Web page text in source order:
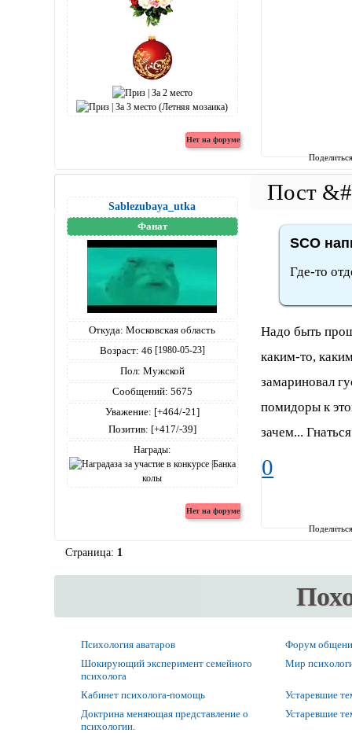
Sablezubaya_utka
Фанат
Откуда: Московская область
Возраст: 46 [1980-05-23]
Пол: Мужской
Сообщений: 5675
Уважение: [+464/-21]
Позитив: [+417/-39]
Награды:
SCO
Где-то
Надо быть
каким-то,
замариновал
помидоры к
зачем...
0
Страница: 1
Психология аватаров
Форум
Шокирующий эксперимент семейного
психолога
Мир
Кабинет психолога-помощь
Устаревшие
Доктрина меняющая представление о
психологии.
Устаревшие